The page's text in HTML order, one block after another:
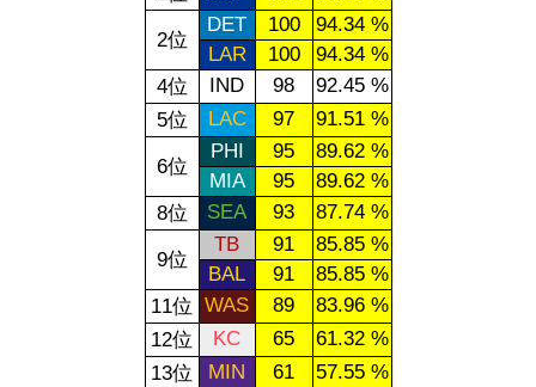
2位
DET 100
94.34 %
LAR
100
94.34 %
4位
IND 98
92.45 %
5位
LAC 97 91.51 %
6位
PHI 95
89.62 %
MIA
95
89.62 %
8位
SEA 93 87.74 %
9位
TB 91
85.85 %
BAL
91
85.85 %
11位 WAS 89
83.96 %
12位
KC 65
61.32 %
13位
MIN 61
57.55 %